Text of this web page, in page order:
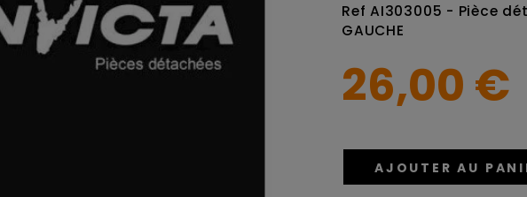
Ref AI303005 - Pièce
GAUCHE
26,00 €
AJOUTER AU